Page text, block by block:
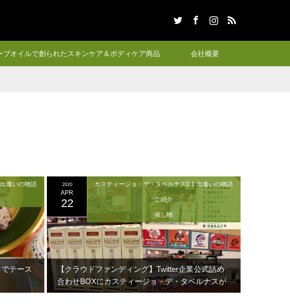
ブオイルで創られたスキンケア＆ボディケア商品 会社概要
テース
逢いの物語
【クラウドファンディング】Twitter企業公式詰め
合わせBOXにカスティージョ・デ・タベルナスが
ご一緒しました
2020
APR
22
カスティージョ・デ・タベルナス0.1 出逢いの物語
ご紹介
催し物